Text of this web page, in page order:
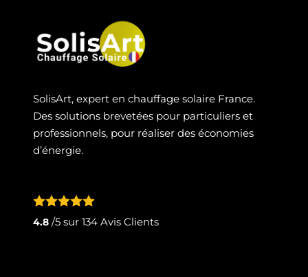
SolisArt, expert en chauffage solaire France.
Des solutions brevetées pour particuliers et
professionnels, pour réaliser des économies
d’énergie.
4.8/5 sur 134Avis Clients